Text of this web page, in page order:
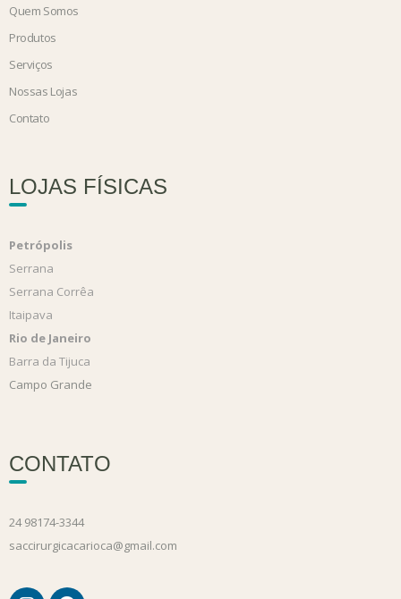
Quem Somos
Produtos
Serviços
Nossas Lojas
Contato
LOJAS FÍSICAS
Petrópolis
Serrana
Serrana Corrêa
Itaipava
Rio de Janeiro
Barra da Tijuca
Campo Grande
CONTATO
24 98174-3344
saccirurgicacarioca@gmail.com